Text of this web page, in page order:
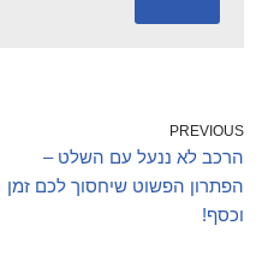
PREVIOUS
הרכב לא ננעל עם השלט –
הפתרון הפשוט שיחסוך לכם זמן
וכסף!